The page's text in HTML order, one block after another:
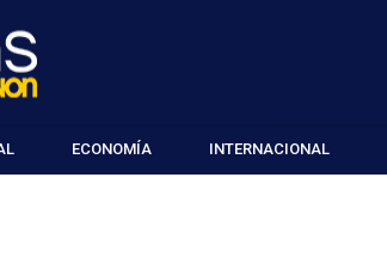
ECONOMÍA INTERNACIONAL